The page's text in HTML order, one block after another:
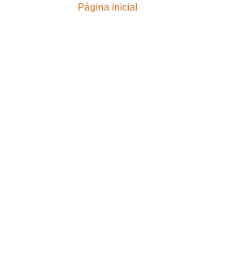
Página inicial